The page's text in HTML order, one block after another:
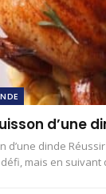
d’une
d’une dinde
mais en